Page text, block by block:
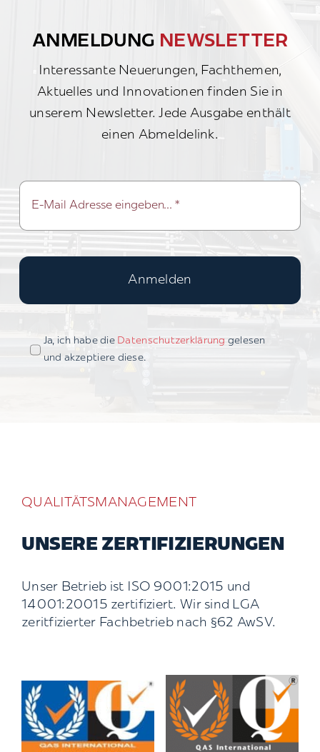
ANMELDUNG NEWSLETTER
Interessante Neuerungen, Fachthemen,
Aktuelles und Innovationen finden Sie in
unserem Newsletter. Jede Ausgabe enthält
einen Abmeldelink.
Anmelden
Ja, ich habe die Datenschutzerklärung gelesen
und akzeptiere diese.
QUALITÄTSMANAGEMENT
UNSERE ZERTIFIZIERUNGEN
Unser Betrieb ist ISO 9001:2015 und
14001:20015 zertifiziert. Wir sind LGA
zeritfizierter Fachbetrieb nach §62 AwSV.